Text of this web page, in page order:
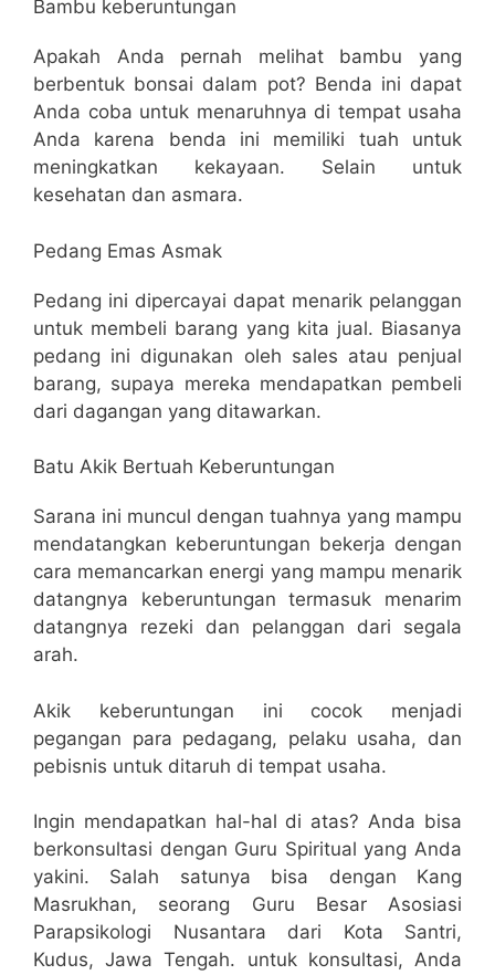
Bambu keberuntungan
Apakah Anda pernah melihat bambu yang
berbentuk bonsai dalam pot? Benda ini dapat
Anda coba untuk menaruhnya di tempat usaha
Anda karena benda ini memiliki tuah untuk
meningkatkan kekayaan. Selain untuk
kesehatan dan asmara.
Pedang Emas Asmak
Pedang ini dipercayai dapat menarik pelanggan
untuk membeli barang yang kita jual. Biasanya
pedang ini digunakan oleh sales atau penjual
barang, supaya mereka mendapatkan pembeli
dari dagangan yang ditawarkan.
Batu Akik Bertuah Keberuntungan
Sarana ini muncul dengan tuahnya yang mampu
mendatangkan keberuntungan bekerja dengan
cara memancarkan energi yang mampu menarik
datangnya keberuntungan termasuk menarim
datangnya rezeki dan pelanggan dari segala
arah.
Akik keberuntungan ini cocok menjadi
pegangan para pedagang, pelaku usaha, dan
pebisnis untuk ditaruh di tempat usaha.
Ingin mendapatkan hal-hal di atas? Anda bisa
berkonsultasi dengan Guru Spiritual yang Anda
yakini. Salah satunya bisa dengan Kang
Masrukhan, seorang Guru Besar Asosiasi
Parapsikologi Nusantara dari Kota Santri,
Kudus, Jawa Tengah. untuk konsultasi, Anda